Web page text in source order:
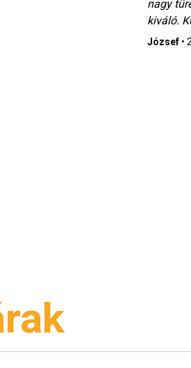
nagy
kiváló.
József •